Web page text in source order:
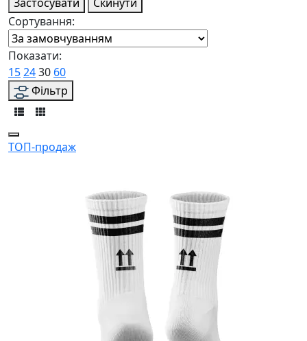
Сортування:
Показати:
152430 60
Фільтр
ТОП-продаж